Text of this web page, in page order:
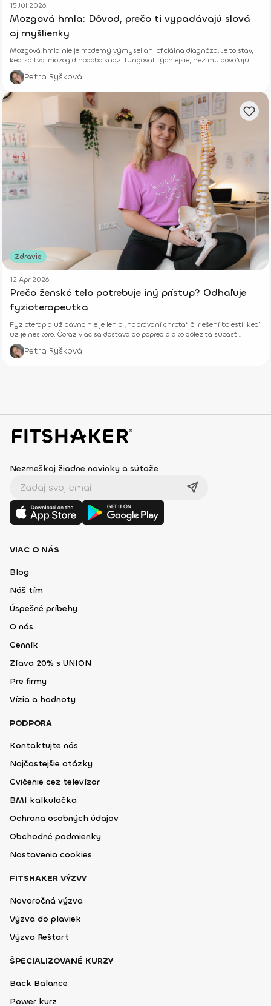
15 Júl 2026
Mozgová hmla: Dôvod, prečo ti vypadávajú slová
aj myšlienky
Mozgová hmla nie je moderný výmysel ani oficiálna diagnóza. Je to stav,
keď sa tvoj mozog dlhodobo snaží fungovať rýchlejšie, než mu dovoľujú
jeho biologické limity.
Petra Ryšková
Zdravie
12 Apr 2026
Prečo ženské telo potrebuje iný prístup? Odhaľuje
fyzioterapeutka
Fyzioterapia už dávno nie je len o „naprávaní chrbta“ či riešení bolesti, keď
už je neskoro. Čoraz viac sa dostáva do popredia ako dôležitá súčasť
prevencie, starostlivosti o telo aj celkového zdravia – fyzického aj
psychického.
Petra Ryšková
Nezmeškaj žiadne novinky a súťaže
VIAC O NÁS
Blog
Náš tím
Úspešné príbehy
O nás
Cenník
Zľava 20% s UNION
Pre firmy
Vízia a hodnoty
PODPORA
Kontaktujte nás
Najčastejšie otázky
Cvičenie cez televízor
BMI kalkulačka
Ochrana osobných údajov
Obchodné podmienky
Nastavenia cookies
FITSHAKER VÝZVY
Novoročná výzva
Výzva do plaviek
Výzva Reštart
ŠPECIALIZOVANÉ KURZY
Back Balance
Power kurz